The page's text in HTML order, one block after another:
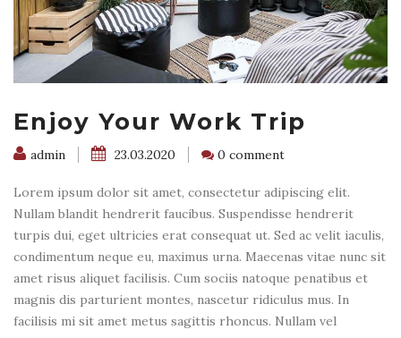
Enjoy Your Work Trip
admin 23.03.2020 0 comment
Lorem ipsum dolor sit amet, consectetur adipiscing elit.
Nullam blandit hendrerit faucibus. Suspendisse hendrerit
turpis dui, eget ultricies erat consequat ut. Sed ac velit iaculis,
condimentum neque eu, maximus urna. Maecenas vitae nunc sit
amet risus aliquet facilisis. Cum sociis natoque penatibus et
magnis dis parturient montes, nascetur ridiculus mus. In
facilisis mi sit amet metus sagittis rhoncus. Nullam vel